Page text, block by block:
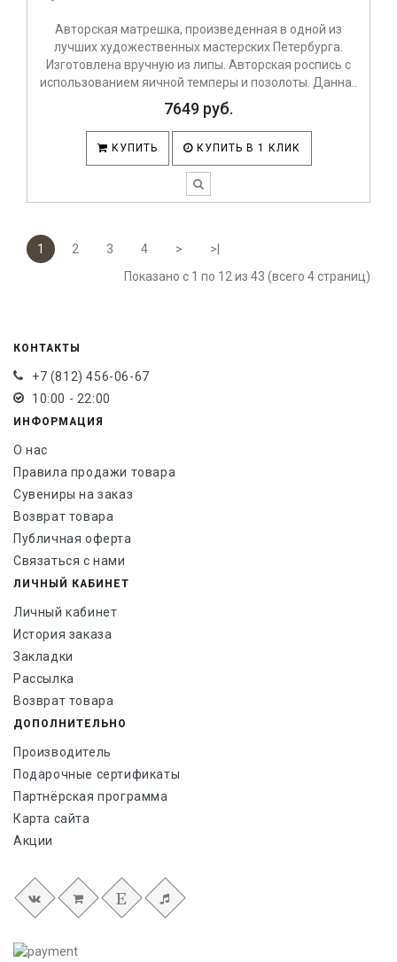
Авторская матрешка, произведенная в одной из
лучших художественных мастерских Петербурга.
Изготовлена вручную из липы. Авторская роспись с
использованием яичной темперы и позолоты. Данна..
7649 руб.
КУПИТЬ КУПИТЬ В 1 КЛИК
1 2 3 4 >
>|
Показано с 1 по 12 из 43 (всего 4 страниц)
КОНТАКТЫ
+7 (812) 456-06-67
10:00 - 22:00
ИНФОРМАЦИЯ
О нас
Правила продажи товара
Сувениры на заказ
Возврат товара
Публичная оферта
Связаться с нами
ЛИЧНЫЙ КАБИНЕТ
Личный кабинет
История заказа
Закладки
Рассылка
Возврат товара
ДОПОЛНИТЕЛЬНО
Производитель
Подарочные сертификаты
Партнёрская программа
Карта сайта
Акции